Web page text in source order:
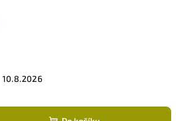
10.8.2026